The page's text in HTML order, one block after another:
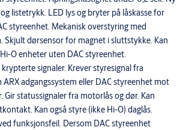
listetrykk. LED lys og bryter på låskasse for
styreenhet. Mekanisk overstyring med
Skjult dørsensor for magnet i sluttstykke. Kan
O enheter uten DAC styreenhet.
signaler. Krever styresignal fra
adgangssystem eller DAC styreenhet mot
Gir statussignaler fra motorlås og dør. Kan
Kan også styre (ikke Hi-O) daglås.
funksjonsfeil. Dersom DAC styreenhet